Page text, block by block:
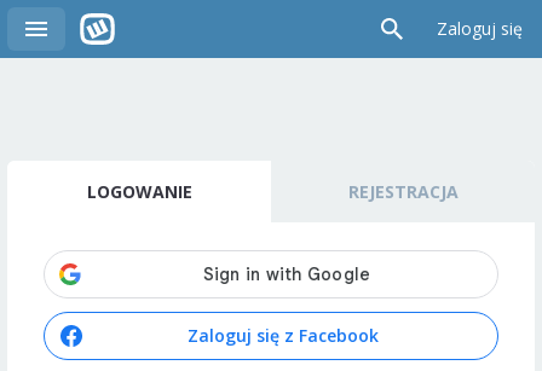
Zaloguj się
LOGOWANIE REJESTRACJA
Zaloguj się z Facebook